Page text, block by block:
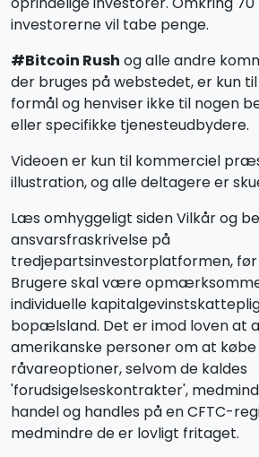
investorerne vil tabe penge.
#Bitcoin Rush og alle andre
der bruges på webstedet, er kun
formål og henviser ikke til nogen
eller specifikke tjenesteudbydere.
Videoen er kun til kommerciel
illustration, og alle deltagere er
Læs omhyggeligt siden Vilkår og
ansvarsfraskrivelse på
tredjepartsinvestorplatformen, før
Brugere skal være
individuelle
bopælsland. Det er imod loven at
amerikanske personer om at
råvareoptioner, selvom de kaldes
'forudsigelseskontrakter',
handel og handles på en CFTC-
medmindre de er lovligt fritaget.